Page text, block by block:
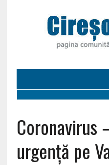
Coronavirus
urgență pe